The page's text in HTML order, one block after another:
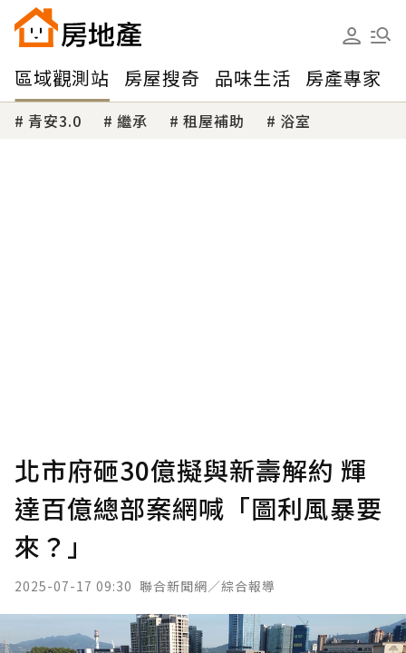
區域觀測站 房屋搜奇 品味生活 房產專家
青安3.0 繼承 租屋補助 浴室
北市府砸30億擬與新壽解約 輝
達百億總部案網喊「圖利風暴要
來？」
2025-07-17 09:30 聯合新聞網／綜合報導